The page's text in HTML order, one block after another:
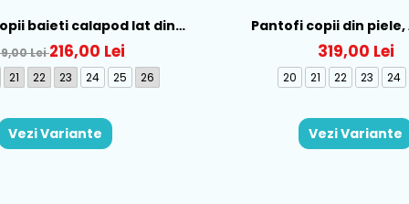
baieti calapod lat din
Albastru - 262166-
A556
Lei216,00 Lei
21 22 23 24 25 26
Vezi Variante
Pantofi copii din piele,
Biomecanics -
319,00 Lei
20 21 22 23 24
Vezi Variante